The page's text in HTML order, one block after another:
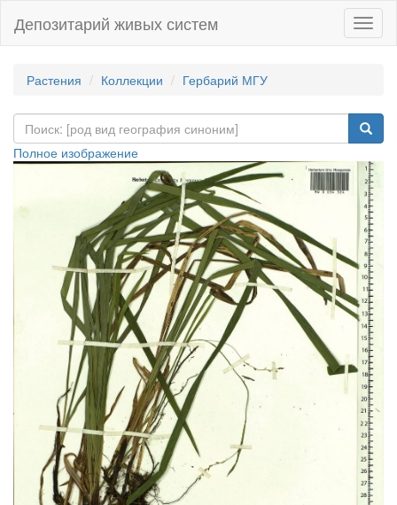
Депозитарий живых систем
Растения Коллекции Гербарий МГУ
Полное изображение